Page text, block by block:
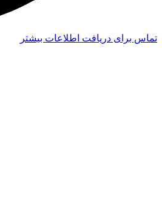
تماس برای دریافت اطلاعات بیشتر